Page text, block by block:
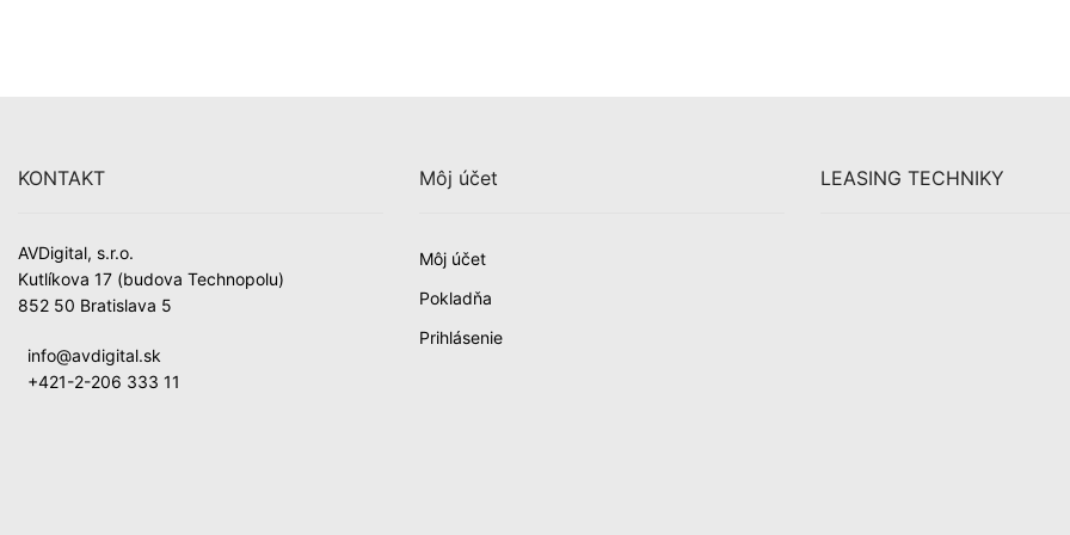
KONTAKT
AVDigital, s.r.o.
Kutlíkova 17 (budova Technopolu)
852 50 Bratislava 5
info@avdigital.sk
+421-2-206 333 11
Môj účet
Môj účet
Pokladňa
Prihlásenie
LEASING TECHNIKY